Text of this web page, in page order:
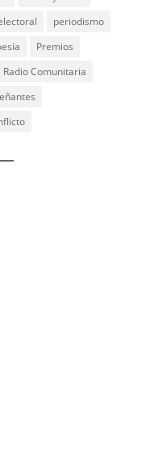
periodismo
Premios
Radio Comunitaria